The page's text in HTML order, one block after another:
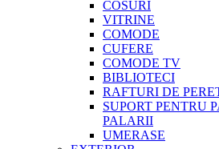
COSURI
VITRINE
COMODE
CUFERE
COMODE TV
BIBLIOTECI
RAFTURI DE
SUPORT PENTRU
PALARII
UMERASE